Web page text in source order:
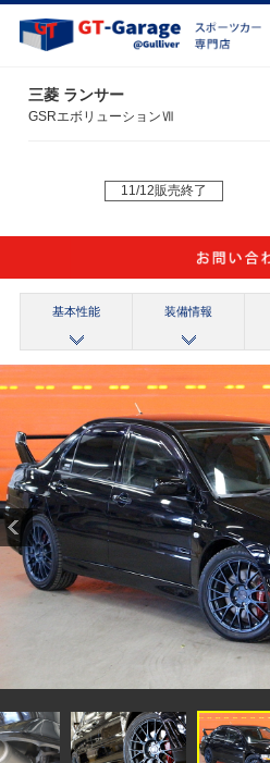
三菱 ランサー
GSRエボリューションⅦ
11/12販売終了
基本性能 装備情報